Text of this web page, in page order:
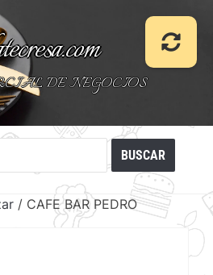
DE NEGOCIOS
/ CAFE BAR PEDRO